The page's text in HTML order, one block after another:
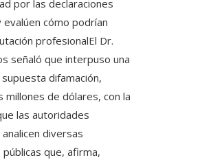
por las declaraciones
evalúen cómo podrían
profesionalEl Dr.
señaló que interpuso una
difamación,
millones de dólares, con la
las autoridades
diversas
que, afirma,